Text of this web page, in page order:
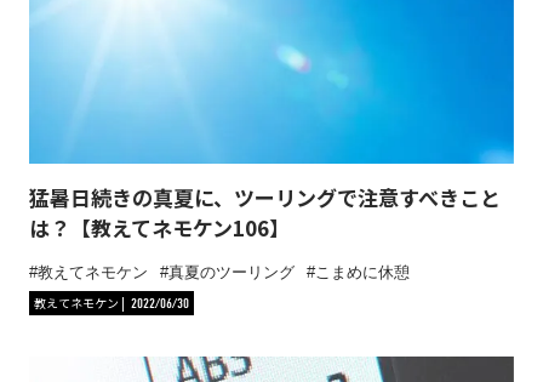
猛暑日続きの真夏に、ツーリングで注意すべきこと
は？【教えてネモケン106】
教えてネモケン 真夏のツーリング
こまめに休憩
教えてネモケン
2022/06/30